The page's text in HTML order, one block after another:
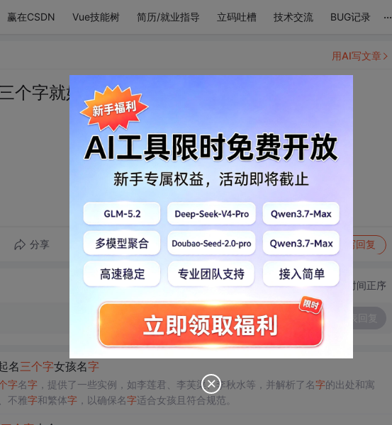
赢在CSDN Vue技能树 简历/就业指导 立码吐槽 技术交流 BUG记录 ...
个字就好了
分享 转发到动态 举报 写回复
用AI写文章
切换为时间正序
名三个字女孩名字
字名字，提供了一些实例，如李莲君、李芙渠、李秋水等，并解析了名字的出处和寓
不雅字和繁体字，以确保名字适合女孩且符合规范。